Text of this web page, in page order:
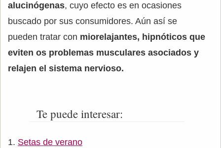
alucinógenas, cuyo efecto es en ocasiones
buscado por sus consumidores. Aún así se
pueden tratar con miorelajantes, hipnóticos que
eviten os problemas musculares asociados y
relajen el sistema nervioso.
Te puede interesar:
Setas de verano